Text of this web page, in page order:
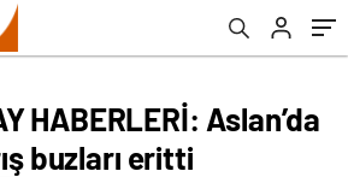
HABERLERİ: Aslan’da
buzları eritti